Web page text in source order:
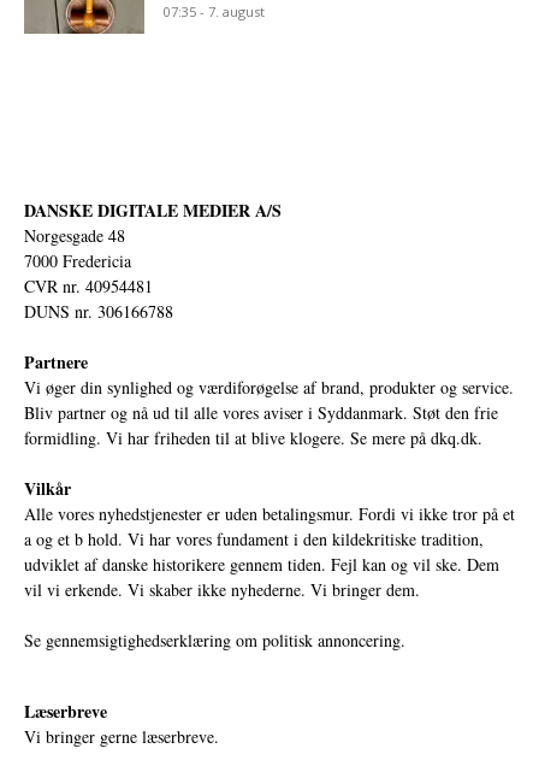
07:35 - 7. august
DANSKE DIGITALE MEDIER A/S
Norgesgade 48
7000 Fredericia
CVR nr. 40954481
DUNS nr. 306166788
Partnere
Vi øger din synlighed og værdiforøgelse af brand, produkter og service.
Bliv partner og nå ud til alle vores aviser i Syddanmark. Støt den frie
formidling. Vi har friheden til at blive klogere. Se mere på dkq.dk.
Vilkår
Alle vores nyhedstjenester er uden betalingsmur. Fordi vi ikke tror på et
a og et b hold. Vi har vores fundament i den kildekritiske tradition,
udviklet af danske historikere gennem tiden. Fejl kan og vil ske. Dem
vil vi erkende. Vi skaber ikke nyhederne. Vi bringer dem.
Se gennemsigtighedserklæring om politisk annoncering.
Læserbreve
Vi bringer gerne læserbreve.